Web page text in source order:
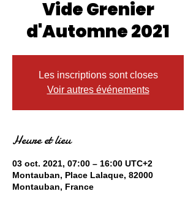
Vide Grenier
d'Automne 2021
Les inscriptions sont closes
Voir autres événements
Heure et lieu
03 oct. 2021, 07:00 – 16:00 UTC+2
Montauban, Place Lalaque, 82000
Montauban, France